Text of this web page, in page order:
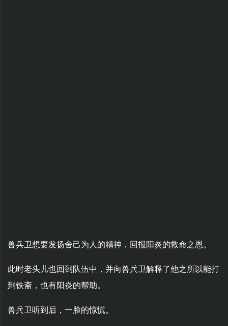
兽兵卫想要发扬舍己为人的精神，回报阳炎的救命之恩。
此时老头儿也回到队伍中，并向兽兵卫解释了他之所以能打
到铁斋，也有阳炎的帮助。
兽兵卫听到后，一脸的惊慌。